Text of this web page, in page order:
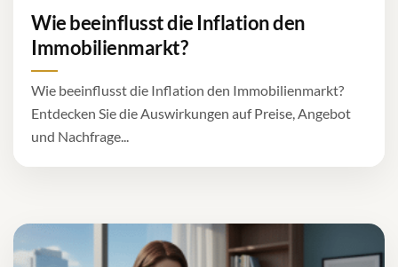
Wie beeinflusst die Inflation den
Immobilienmarkt?
Wie beeinflusst die Inflation den Immobilienmarkt?
Entdecken Sie die Auswirkungen auf Preise, Angebot
und Nachfrage...